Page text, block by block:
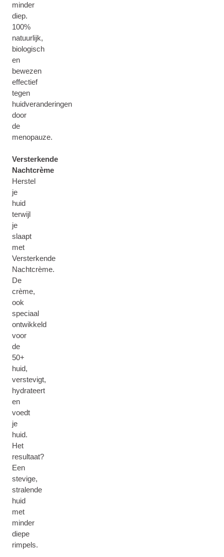
minder
diep.
100%
natuurlijk,
biologisch
en
bewezen
effectief
tegen
huidveranderingen
door
de
menopauze.
Versterkende
Nachtcrème
Herstel
je
huid
terwijl
je
slaapt
met
Versterkende
Nachtcrème.
De
crème,
ook
speciaal
ontwikkeld
voor
de
50+
huid,
verstevigt,
hydrateert
en
voedt
je
huid.
Het
resultaat?
Een
stevige,
stralende
huid
met
minder
diepe
rimpels.